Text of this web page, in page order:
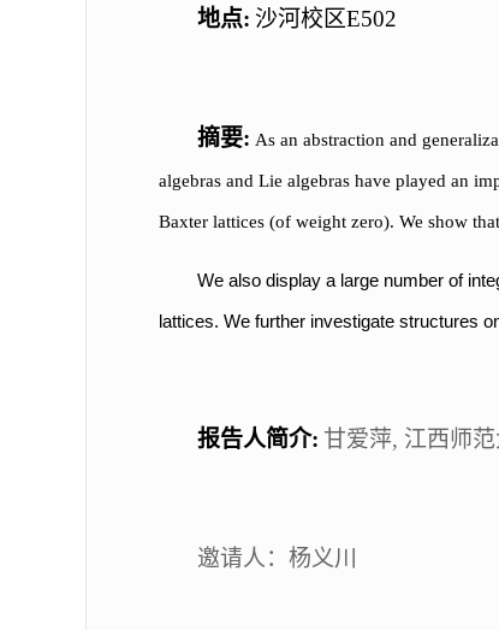
地点: 沙河校区E502
摘要: As an abstraction and
algebras and Lie algebras have played an
Baxter lattices (of weight zero). We show
We also display a large number of
lattices. We further investigate structures
报告人简介: 甘爱萍, 江西师
邀请人： 杨义川